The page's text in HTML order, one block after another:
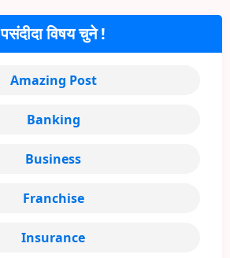
पसंदीदा विषय चुने !
Amazing Post
Banking
Business
Franchise
Insurance